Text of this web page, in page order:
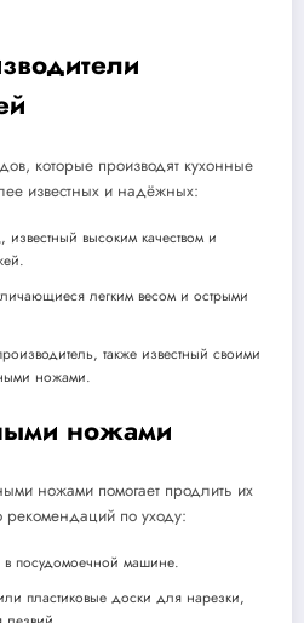
которые производят кухонные
известных и надёжных:
высоким качеством и
легким весом и острыми
также известный своими
ножами.
ножами
ножами помогает продлить их
рекомендаций по уходу:
посудомоечной машине.
пластиковые доски для нарезки,